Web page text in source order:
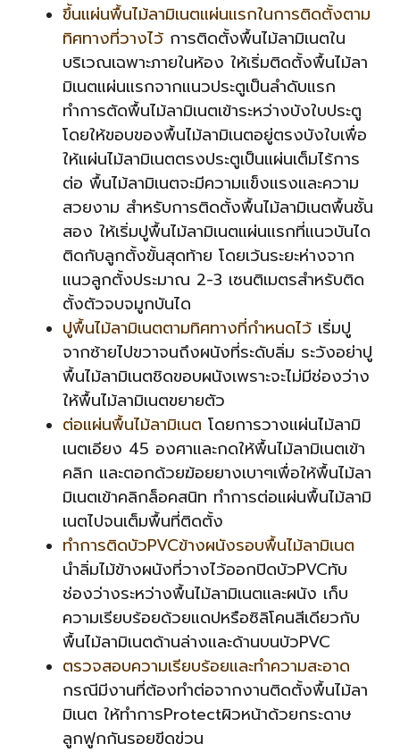
ขึ้นแผ่นพื้นไม้ลามิเนตแผ่นแรกในการติดตั้งตาม
ทิศทางที่วางไว้ การติดตั้งพื้นไม้ลามิเนตใน
บริเวณเฉพาะภายในห้อง ให้เริ่มติดตั้งพื้นไม้ลา
มิเนตแผ่นแรกจากแนวประตูเป็นลำดับแรก
ทำการตัดพื้นไม้ลามิเนตเข้าระหว่างบังใบประตู
โดยให้ขอบของพื้นไม้ลามิเนตอยู่ตรงบังใบเพื่อ
ให้แผ่นไม้ลามิเนตตรงประตูเป็นแผ่นเต็มไร้การ
ต่อ พื้นไม้ลามิเนตจะมีความแข็งแรงและความ
สวยงาม สำหรับการติดตั้งพื้นไม้ลามิเนตพื้นชั้น
สอง ให้เริ่มปูพื้นไม้ลามิเนตแผ่นแรกที่แนวบันได
ติดกับลูกตั้งขั้นสุดท้าย โดยเว้นระยะห่างจาก
แนวลูกตั้งประมาณ 2-3 เซนติเมตรสำหรับติด
ตั้งตัวจบจมูกบันได
ปูพื้นไม้ลามิเนตตามทิศทางที่กำหนดไว้ เริ่มปู
จากซ้ายไปขวาจนถึงผนังที่ระดับลิ่ม ระวังอย่าปู
พื้นไม้ลามิเนตชิดขอบผนังเพราะจะไม่มีช่องว่าง
ให้พื้นไม้ลามิเนตขยายตัว
ต่อแผ่นพื้นไม้ลามิเนต โดยการวางแผ่นไม้ลามิ
เนตเอียง 45 องศาและกดให้พื้นไม้ลามิเนตเข้า
คลิก และตอกด้วยฆ้อยยางเบาๆเพื่อให้พื้นไม้ลา
มิเนตเข้าคลิกล็อคสนิท ทำการต่อแผ่นพื้นไม้ลามิ
เนตไปจนเต็มพื้นที่ติดตั้ง
ทำการติดบัวPVCข้างผนังรอบพื้นไม้ลามิเนต
นำลิ่มไม้ข้างผนังที่วางไว้ออกปิดบัวPVCทับ
ช่องว่างระหว่างพื้นไม้ลามิเนตและผนัง เก็บ
ความเรียบร้อยด้วยแดปหรือซิลิโคนสีเดียวกับ
พื้นไม้ลามิเนตด้านล่างและด้านบนบัวPVC
ตรวจสอบความเรียบร้อยและทำความสะอาด
กรณีมีงานที่ต้องทำต่อจากงานติดตั้งพื้นไม้ลา
มิเนต ให้ทำการProtectผิวหน้าด้วยกระดาษ
ลูกฟูกกันรอยขีดข่วน